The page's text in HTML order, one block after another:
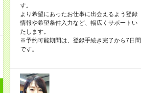
す。
より希望にあったお仕事に出会えるよう登録
情報や希望条件入力など、幅広くサポートい
たします。
※予約可能期間は、登録手続き完了から7日間
です。